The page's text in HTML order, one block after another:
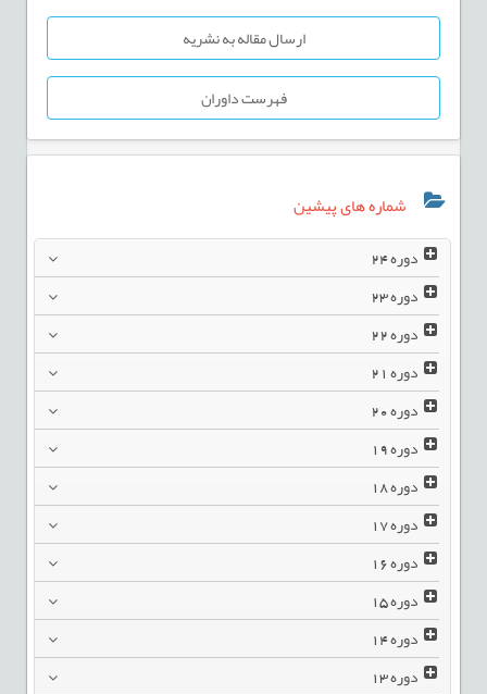
ارسال مقاله به نشریه
فهرست داوران
شماره های پیشین
دوره24
دوره23
دوره22
دوره21
دوره20
دوره19
دوره18
دوره17
دوره16
دوره15
دوره14
دوره13